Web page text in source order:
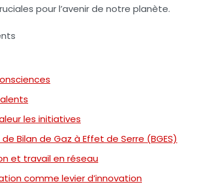
pour l’avenir de notre planète.
les initiatives
Bilan de Gaz à Effet de Serre (BGES)
et travail en réseau
comme levier d’innovation